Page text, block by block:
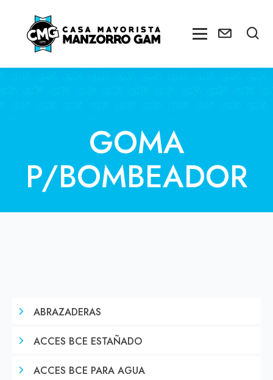
GOMA
P/BOMBEADOR
ABRAZADERAS
ACCES BCE ESTAÑADO
ACCES BCE PARA AGUA